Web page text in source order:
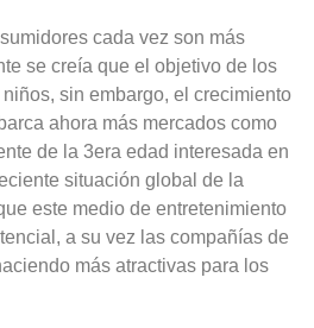
cada vez son más
se creía que el objetivo de los
sin embargo, el crecimiento
ahora más mercados como
de la 3era edad interesada en
situación global de la
este medio de entretenimiento
a su vez las compañías de
más atractivas para los